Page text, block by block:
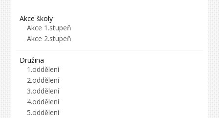
Akce školy
Akce 1.stupeň
Akce 2.stupeň
Družina
1.oddělení
2.oddělení
3.oddělení
4.oddělení
5.oddělení